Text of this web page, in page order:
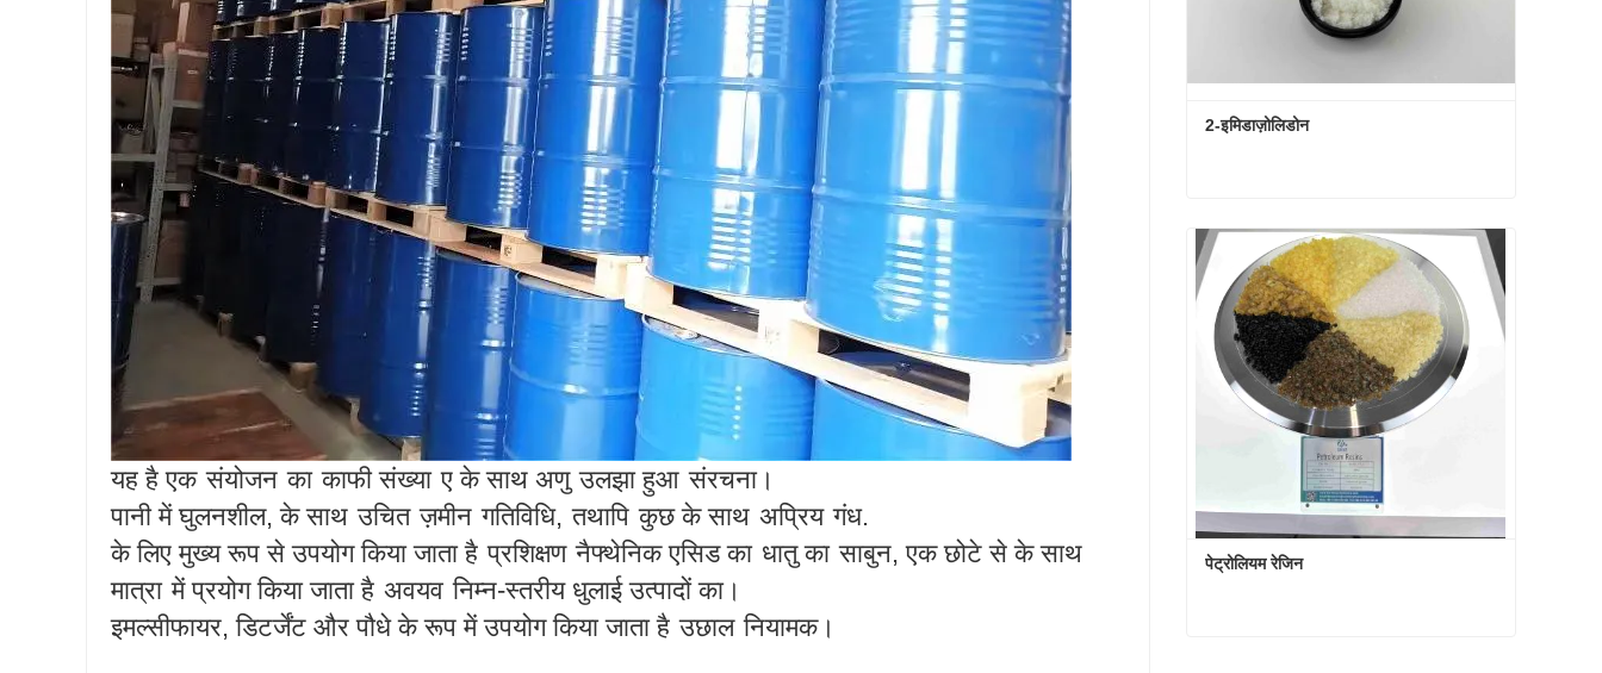
यह है एक संयोजन का काफी संख्या ए के साथ अणु उलझा हुआ संरचना।
पानी में घुलनशील, के साथ उचित ज़मीन गतिविधि, तथापि कुछ के साथ अप्रिय गंध.
के लिए मुख्य रूप से उपयोग किया जाता है प्रशिक्षण नैफ्थेनिक एसिड का धातु का साबुन, एक छोटे से के साथ
मात्रा में प्रयोग किया जाता है अवयव निम्न-स्तरीय धुलाई उत्पादों का।
इमल्सीफायर, डिटर्जेंट और पौधे के रूप में उपयोग किया जाता है उछाल नियामक।
2-इमिडाज़ोलिडोन
2-इमिडाज़ोलिडोन
अभी संपर्क करें
पेट्रोलियम रेजिन